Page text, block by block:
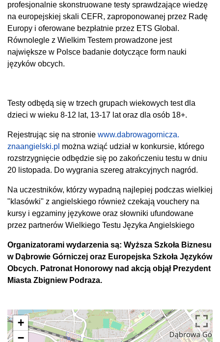
profesjonalnie skonstruowane testy sprawdzające wiedzę
na europejskiej skali CEFR, zaproponowanej przez Radę
Europy i oferowane bezpłatnie przez ETS Global.
Równolegle z Wielkim Testem prowadzone jest
największe w Polsce badanie dotyczące form nauki
języków obcych.
Testy odbędą się w trzech grupach wiekowych test dla
dzieci w wieku 8-12 lat, 13-17 lat oraz dla osób 18+.
Rejestrując się na stronie www.dabrowagornicza.
znaangielski.pl można wziąć udział w konkursie, którego
rozstrzygnięcie odbędzie się po zakończeniu testu w dniu
20 listopada. Do wygrania szereg atrakcyjnych nagród.
Na uczestników, którzy wypadną najlepiej podczas wielkiej
"klasówki" z angielskiego również czekają vouchery na
kursy i egzaminy językowe oraz słowniki ufundowane
przez partnerów Wielkiego Testu Języka Angielskiego
Organizatorami wydarzenia są: Wyższa Szkoła Biznesu
w Dąbrowie Górniczej oraz Europejska Szkoła Języków
Obcych. Patronat Honorowy nad akcją objął Prezydent
Miasta Zbigniew Podraza.
+
−